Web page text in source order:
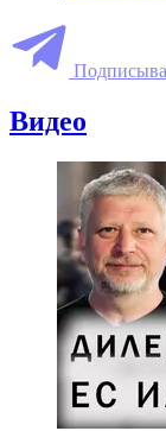
Видео